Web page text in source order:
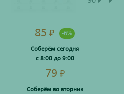
85 ₽ -6%
Соберём сегодня
с 8:00 до 9:00
79 ₽
Соберём во вторник